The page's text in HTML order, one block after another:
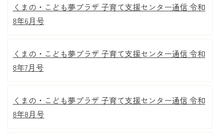
くまの・こども夢プラザ 子育て支援センター通信 令和
8年6月号
くまの・こども夢プラザ 子育て支援センター通信 令和
8年7月号
くまの・こども夢プラザ 子育て支援センター通信 令和
8年8月号